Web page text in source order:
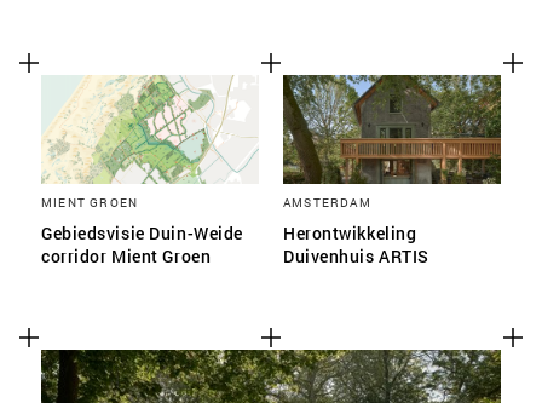
MIENT GROEN
Gebiedsvisie Duin-Weide
corridor Mient Groen
AMSTERDAM
Herontwikkeling
Duivenhuis ARTIS